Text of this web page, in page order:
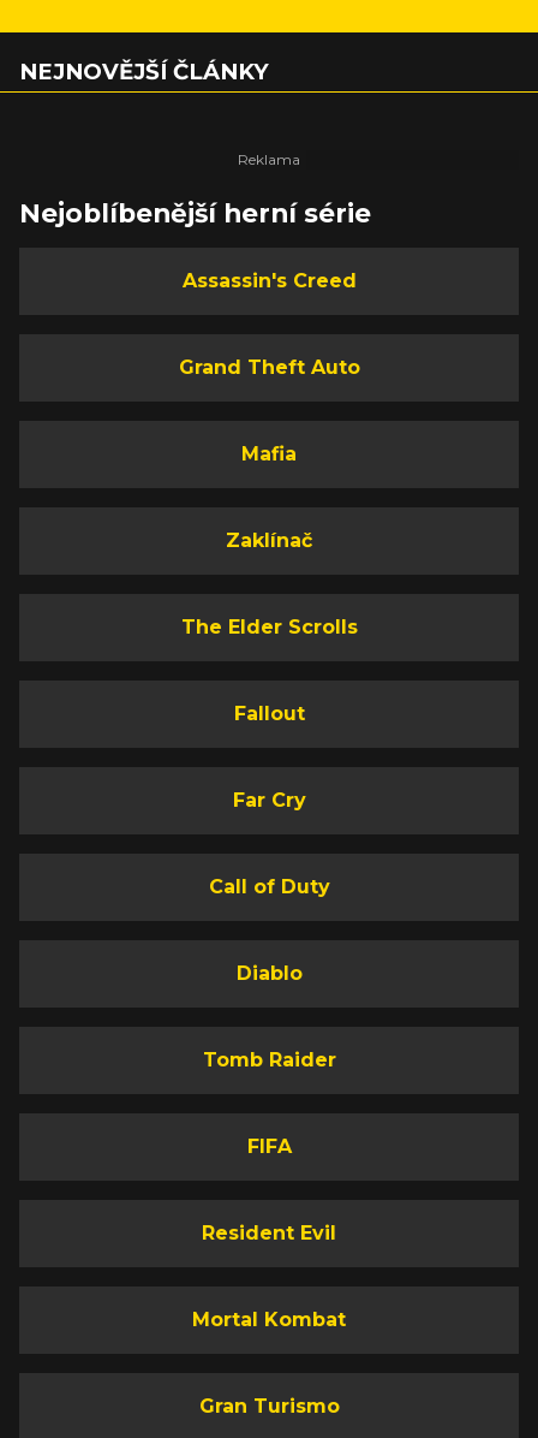
NEJNOVĚJŠÍ ČLÁNKY
Nejoblíbenější herní série
Assassin's Creed
Grand Theft Auto
Mafia
Zaklínač
The Elder Scrolls
Fallout
Far Cry
Call of Duty
Diablo
Tomb Raider
FIFA
Resident Evil
Mortal Kombat
Gran Turismo